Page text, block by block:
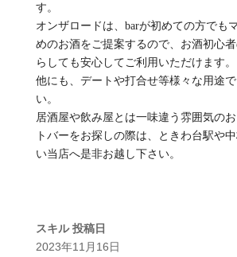
す。
オンザロードは、barが初めての方でも
めのお酒をご提案するので、お酒初心
らしても安心してご利用いただけます。
他にも、デートや打合せ等様々な用途
い。
居酒屋や飲み屋とは一味違う雰囲気の
トバーをお探しの際は、ときわ台駅や
い当店へ是非お越し下さい。
スキル 投稿日
2023年11月16日